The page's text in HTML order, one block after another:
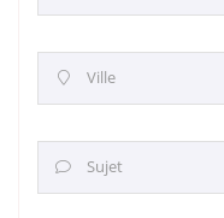
 Ville
 Sujet